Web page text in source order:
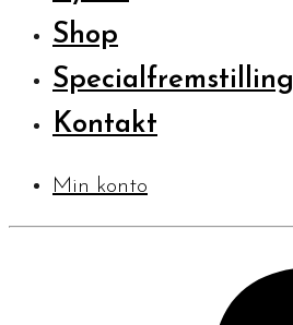
Shop
Specialfremstilling
Kontakt
Min konto